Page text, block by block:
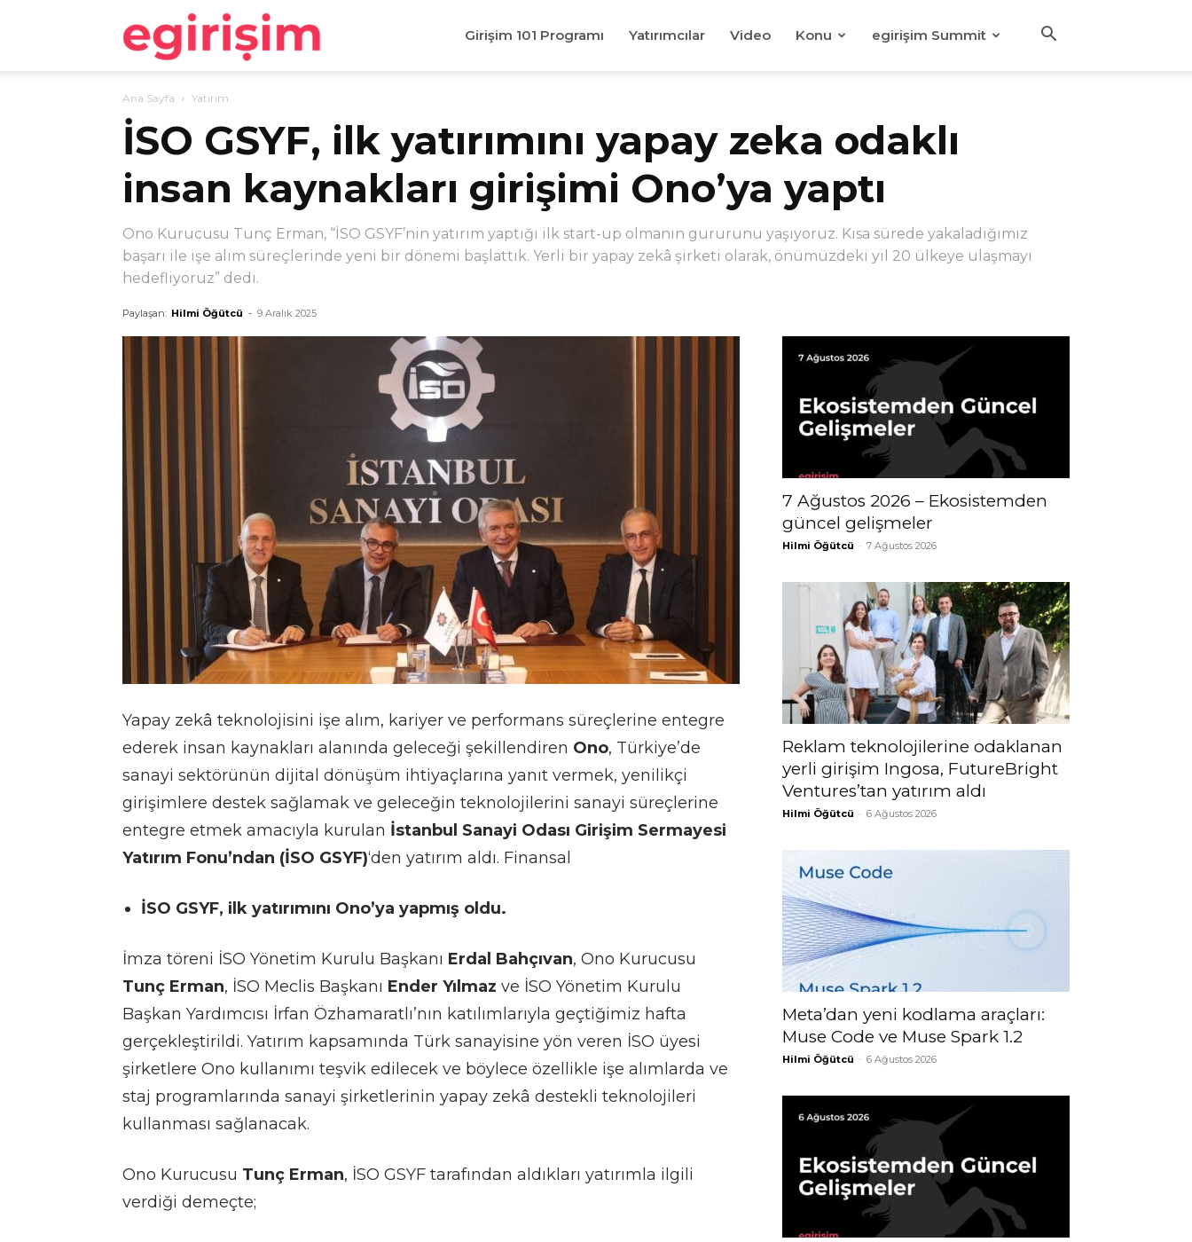
egirişim Girişim 101 Programı Yatırımcılar Video Konu egirişim Summit
Ana Sayfa Yatırım
İSO GSYF, ilk yatırımını yapay zeka odaklı
insan kaynakları girişimi Ono’ya yaptı
Ono Kurucusu Tunç Erman, “İSO GSYF’nin yatırım yaptığı ilk start-up olmanın gururunu yaşıyoruz. Kısa sürede yakaladığımız
başarı ile işe alım süreçlerinde yeni bir dönemi başlattık. Yerli bir yapay zekâ şirketi olarak, önümüzdeki yıl 20 ülkeye ulaşmayı
hedefliyoruz” dedi.
Paylaşan: Hilmi Öğütcü - 9 Aralık 2025
Yapay zekâ teknolojisini işe alım, kariyer ve performans süreçlerine entegre
ederek insan kaynakları alanında geleceği şekillendiren Ono, Türkiye’de
sanayi sektörünün dijital dönüşüm ihtiyaçlarına yanıt vermek, yenilikçi
girişimlere destek sağlamak ve geleceğin teknolojilerini sanayi süreçlerine
entegre etmek amacıyla kurulan İstanbul Sanayi Odası Girişim Sermayesi
Yatırım Fonu’ndan (İSO GSYF)‘den yatırım aldı. Finansal
İSO GSYF, ilk yatırımını Ono’ya yapmış oldu.
İmza töreni İSO Yönetim Kurulu Başkanı Erdal Bahçıvan, Ono Kurucusu
Tunç Erman, İSO Meclis Başkanı Ender Yılmaz ve İSO Yönetim Kurulu
Başkan Yardımcısı İrfan Özhamaratlı’nın katılımlarıyla geçtiğimiz hafta
gerçekleştirildi. Yatırım kapsamında Türk sanayisine yön veren İSO üyesi
şirketlere Ono kullanımı teşvik edilecek ve böylece özellikle işe alımlarda ve
staj programlarında sanayi şirketlerinin yapay zekâ destekli teknolojileri
kullanması sağlanacak.
Ono Kurucusu Tunç Erman, İSO GSYF tarafından aldıkları yatırımla ilgili
verdiği demeçte;
7 Ağustos 2026 – Ekosistemden
güncel gelişmeler
Hilmi Öğütcü - 7 Ağustos 2026
Reklam teknolojilerine odaklanan
yerli girişim Ingosa, FutureBright
Ventures’tan yatırım aldı
Hilmi Öğütcü - 6 Ağustos 2026
Meta’dan yeni kodlama araçları:
Muse Code ve Muse Spark 1.2
Hilmi Öğütcü - 6 Ağustos 2026